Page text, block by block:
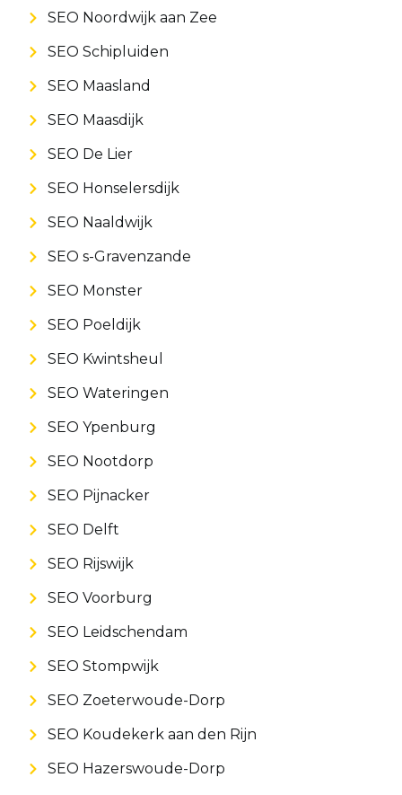
SEO Noordwijk aan Zee
SEO Schipluiden
SEO Maasland
SEO Maasdijk
SEO De Lier
SEO Honselersdijk
SEO Naaldwijk
SEO s-Gravenzande
SEO Monster
SEO Poeldijk
SEO Kwintsheul
SEO Wateringen
SEO Ypenburg
SEO Nootdorp
SEO Pijnacker
SEO Delft
SEO Rijswijk
SEO Voorburg
SEO Leidschendam
SEO Stompwijk
SEO Zoeterwoude-Dorp
SEO Koudekerk aan den Rijn
SEO Hazerswoude-Dorp